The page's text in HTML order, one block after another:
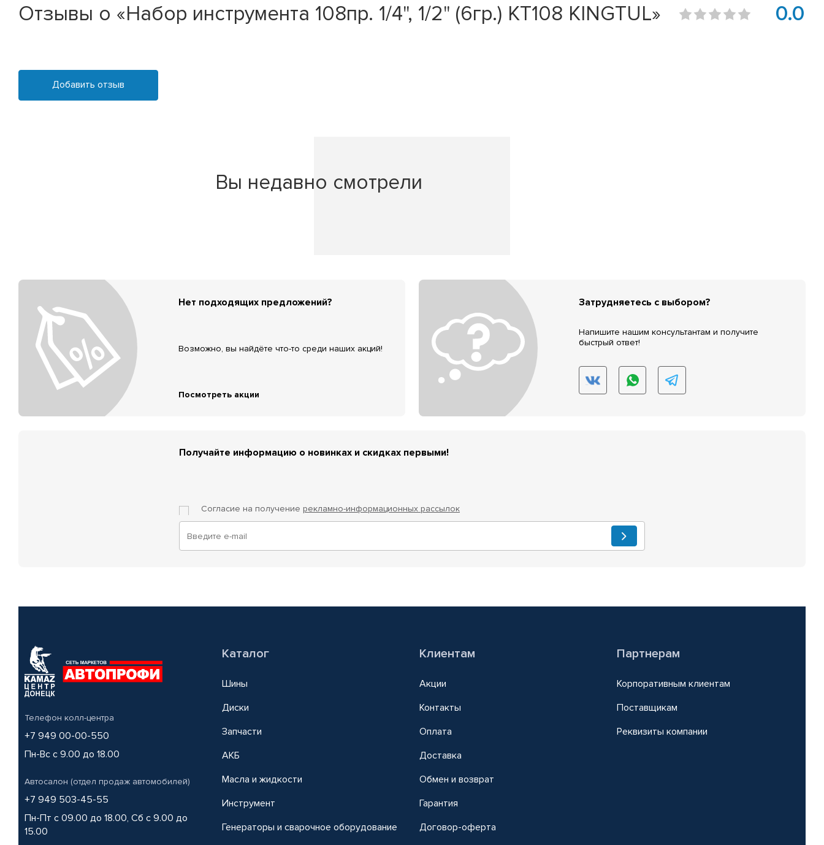
Отзывы о «Набор инструмента 108пр. 1/4", 1/2" (6гр.) KT108 KINGTUL» 0.0
Добавить отзыв
Вы недавно смотрели
Нет подходящих предложений?
Возможно, вы найдёте что-то среди наших акций!
Посмотреть акции
Затрудняетесь с выбором?
Напишите нашим консультантам и получите
быстрый ответ!
Получайте информацию о новинках и скидках первыми!
Согласие на получение рекламно-информационных рассылок
Телефон колл-центра
+7 949 00-00-550
Пн-Вс с 9.00 до 18.00
Автосалон (отдел продаж автомобилей)
+7 949 503-45-55
Пн-Пт с 09.00 до 18.00, Сб с 9.00 до
15.00
Каталог
Шины
Диски
Запчасти
АКБ
Масла и жидкости
Инструмент
Генераторы и сварочное оборудование
Клиентам
Акции
Контакты
Оплата
Доставка
Обмен и возврат
Гарантия
Договор-оферта
Партнерам
Корпоративным клиентам
Поставщикам
Реквизиты компании